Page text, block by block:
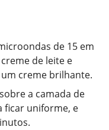
de 15 em
de leite e
creme brilhante.
a camada de
ficar uniforme, e